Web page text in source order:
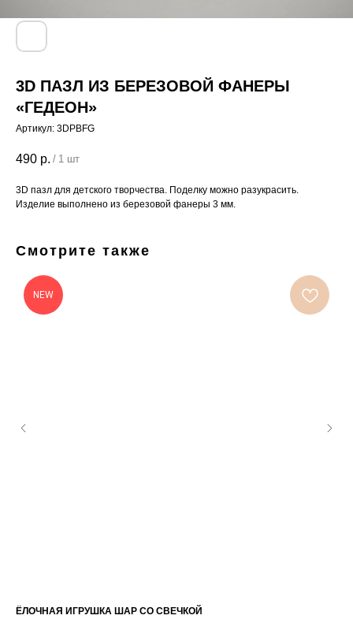
3D ПАЗЛ ИЗ БЕРЕЗОВОЙ ФАНЕРЫ
«ГЕДЕОН»
Артикул: 3DPBFG
490 р. / 1 шт
3D пазл для детского творчества. Поделку можно разукрасить.
Изделие выполнено из березовой фанеры 3 мм.
Смотрите также
NEW
ЁЛОЧНАЯ ИГРУШКА ШАР СО СВЕЧКОЙ